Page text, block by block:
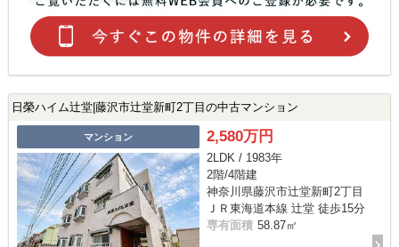
日榮ハイム辻堂|藤沢市辻堂新町2丁目の中古マンション
マンション 2,580万円
2LDK / 1983年
2階/4階建
神奈川県藤沢市辻堂新町2丁目
ＪＲ東海道本線 辻堂 徒歩15分
専有面積 58.87㎡